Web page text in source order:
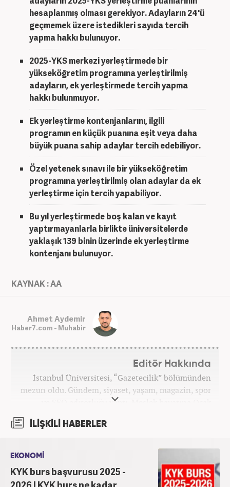
hesaplanmış olması gerekiyor. Adayların 24'ü
geçmemek üzere istedikleri sayıda tercih
yapma hakkı bulunuyor.
2025-YKS merkezi yerleştirmede bir
yükseköğretim programına yerleştirilmiş
adayların, ek yerleştirmede tercih yapma
hakkı bulunmuyor.
Ek yerleştirme kontenjanlarını, ilgili
programın en küçük puanına eşit veya daha
büyük puana sahip adaylar tercih edebiliyor.
Özel yetenek sınavı ile bir yükseköğretim
programına yerleştirilmiş olan adaylar da ek
yerleştirme için tercih yapabiliyor.
Bu yıl yerleştirmede boş kalan ve kayıt
yaptırmayanlarla birlikte üniversitelerde
yaklaşık 139 binin üzerinde ek yerleştirme
kontenjanı bulunuyor.
KAYNAK : AA
Ahmet Aydemir
Haber7.com - Muhabir
Editör Hakkında
İstanbul Üniversitesi, “Gazetecilik” bölümünden
mezun oldu. Gündem, siyaset, yaşam, magazin, spor
ve SEO editörlüğü yaptı. Meslek hayatına Ocak
İLİŞKİLİ HABERLER
EKONOMİ
KYK burs başvurusu 2025 -